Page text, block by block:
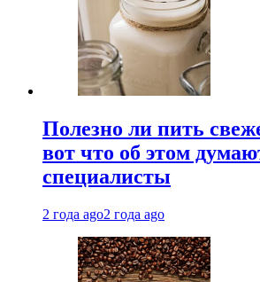
Полезно ли пить
вот что об этом
специалисты
2 года ago2 года ago